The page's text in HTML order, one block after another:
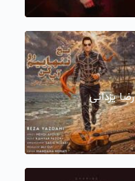
رضا یزدانی